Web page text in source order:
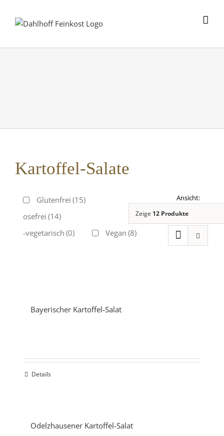
Kartoffel-Salate
Glutenfrei (15)
Laktosefrei (14)
Ovo-vegetarisch (0) Vegan (8)
Zeige 12 Produkte
Bayerischer Kartoffel-Salat
Details
Odelzhausener Kartoffel-Salat